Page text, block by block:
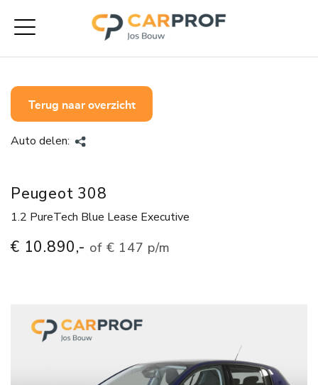
Terug naar overzicht
Auto delen:
Peugeot 308
1.2 PureTech Blue Lease Executive
€ 10.890,- of € 147 p/m